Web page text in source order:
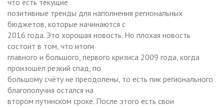
позитивные тренды для наполнения региональных
бюджетов, которые начинаются с
2016 года. Это хорошая новость. Но плохая новость
состоит в том, что итоги
главного и большого, первого кризиса 2009 года, когда
произошёл резкий спад, по
большому счёту не преодолены, то есть пик регионального
благополучия остался на
втором путинском сроке. После этого есть свои